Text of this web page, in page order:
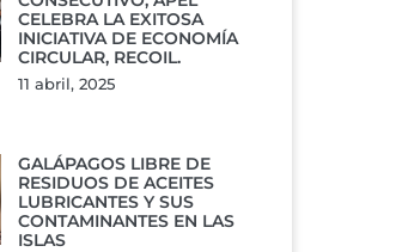
CELEBRA LA EXITOSA
INICIATIVA DE ECONOMÍA
CIRCULAR, RECOIL.
11 abril, 2025
GALÁPAGOS LIBRE DE
RESIDUOS DE ACEITES
LUBRICANTES Y SUS
CONTAMINANTES EN LAS
ISLAS